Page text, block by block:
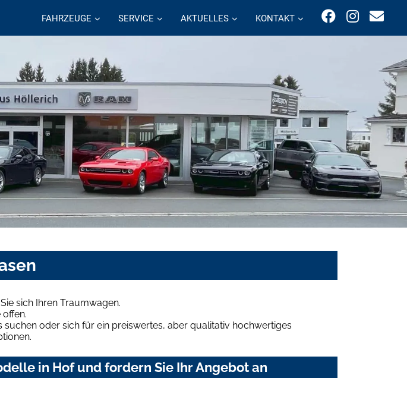
FAHRZEUGE SERVICE AKTUELLES KONTAKT
sich Ihren Traumwagen.
oder sich für ein preiswertes, aber qualitativ hochwertiges
in Hof und fordern Sie Ihr Angebot an